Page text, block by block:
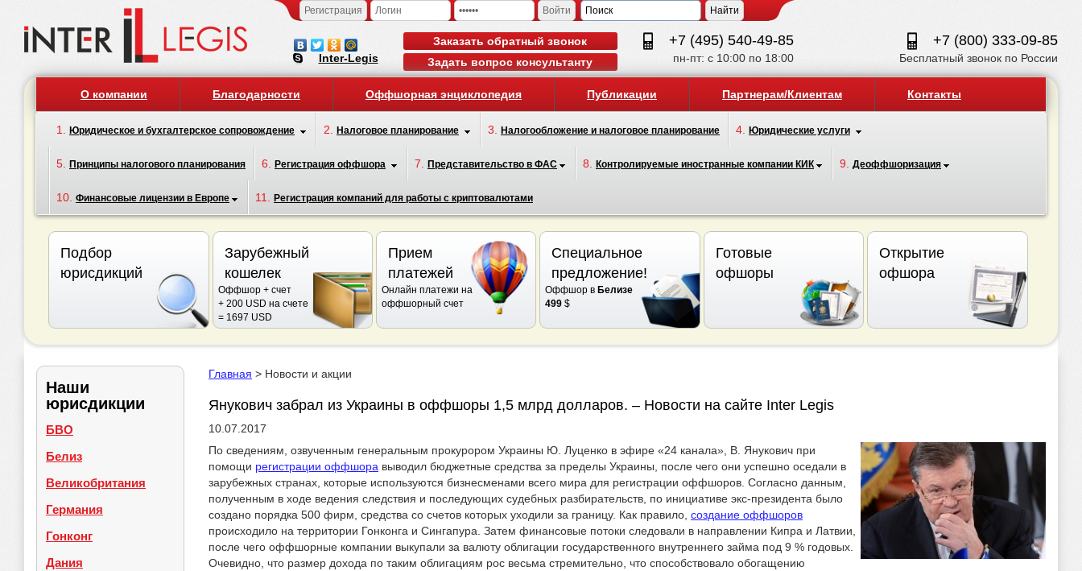
Регистрация Войти
Inter-Legis
Заказать обратный звонок
Задать вопрос консультанту
+7 (495) 540-49-85
пн-пт: с 10:00 по 18:00
+7 (800) 333-09-85
Бесплатный звонок по России
О компании Благодарности Оффшорная энциклопедия Публикации Партнерам/Клиентам Контакты
1. Юридическое и бухгалтерское сопровождение 2. Налоговое планирование 3. Налогообложение и налоговое планирование 4. Юридические услуги
5. Принципы налогового планирования 6. Регистрация оффшора 7. Представительство в ФАС 8. Контролируемые иностранные компании КИК 9. Деоффшоризация
10. Финансовые лицензии в Европе 11. Регистрация компаний для работы с криптовалютами
Подбор
юрисдикций
Зарубежный
кошелек
Оффшор + счет
+ 200 USD на счете
= 1697 USD
Прием
платежей
Онлайн платежи на
оффшорный счет
Специальное
предложение!
Оффшор в Белизе
499 $
Готовые
офшоры
Открытие
офшора
Главная > Новости и акции
Янукович забрал из Украины в оффшоры 1,5 млрд долларов. – Новости на сайте Inter Legis
10.07.2017
По сведениям, озвученным генеральным прокурором Украины Ю. Луценко в эфире «24 канала», В. Янукович при
помощи регистрации оффшора выводил бюджетные средства за пределы Украины, после чего они успешно оседали в
зарубежных странах, которые используются бизнесменами всего мира для регистрации оффшоров. Согласно данным,
полученным в ходе ведения следствия и последующих судебных разбирательств, по инициативе экс-президента было
создано порядка 500 фирм, средства со счетов которых уходили за границу. Как правило, создание оффшоров
происходило на территории Гонконга и Сингапура. Затем финансовые потоки следовали в направлении Кипра и Латвии,
после чего оффшорные компании выкупали за валюту облигации государственного внутреннего займа под 9 % годовых.
Очевидно, что размер дохода по таким облигациям рос весьма стремительно, что способствовало обогащению
Наши
юрисдикции
БВО
Белиз
Великобритания
Германия
Гонконг
Дания